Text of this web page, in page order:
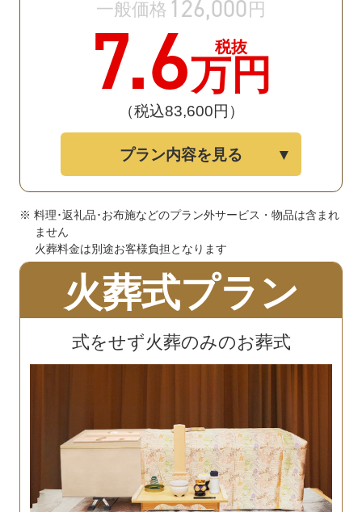
一般価格 126,000 円
7.6万円
税抜
（税込83,600円）
プラン内容を見る
※ 料理･返礼品･お布施などのプラン外サービス・物品は含まれ
ません
火葬料金は別途お客様負担となります
火葬式プラン
式をせず火葬のみのお葬式